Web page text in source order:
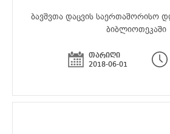
ბავშვთა დაცვის საერთაშორისო
ბიბლიოთეკაში
თარიღი
2018-06-01